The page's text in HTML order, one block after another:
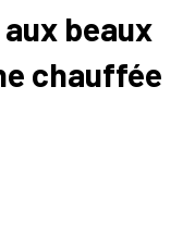
beaux
chauffée